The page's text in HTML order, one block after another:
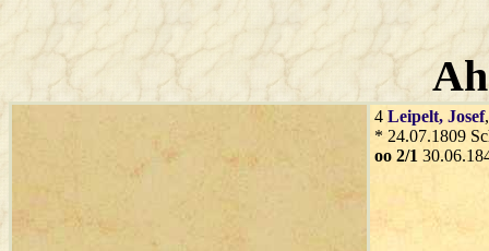
4 Leipelt, Josef
* 24.07.1809
oo 2/1